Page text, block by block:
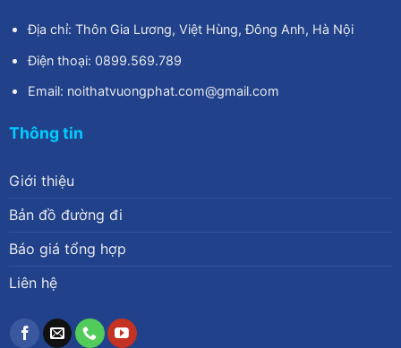
Địa chỉ: Thôn Gia Lương, Việt Hùng, Đông Anh, Hà Nội
Điện thoại: 0899.569.789
Email: noithatvuongphat.com@gmail.com
Thông tin
Giới thiệu
Bản đồ đường đi
Báo giá tổng hợp
Liên hệ